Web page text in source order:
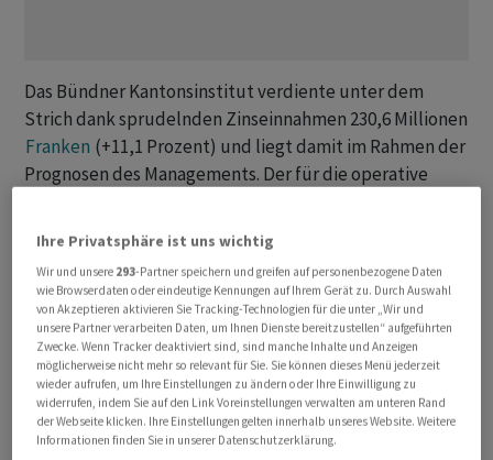
Das Bündner Kantonsinstitut verdiente unter dem
Strich dank sprudelnden Zinseinnahmen 230,6 Millionen
Franken (+11,1 Prozent) und liegt damit im Rahmen der
Prognosen des Managements. Der für die operative
um 18,5 Prozent auf 258,5 Millionen
am Freitag mitteilte.
«Dank dem breit aufgestellten Geschäftsmodell konnte
dieGKBihre Ertragskraft nochmals markant steigern»,
kommentiert Bankpräsident Peter Fanconi das
Ergebnis.
Die Inhaber der GKB-Partizipationsscheine sollen eine
Ihre Privatsphäre ist uns wichtig
Wir und unsere 293-Partner speichern und greifen auf personenbezogene Daten
wie Browserdaten oder eindeutige Kennungen auf Ihrem Gerät zu. Durch Auswahl
von Akzeptieren aktivieren Sie Tracking-Technologien für die unter „Wir und
unsere Partner verarbeiten Daten, um Ihnen Dienste bereitzustellen“ aufgeführten
Zwecke. Wenn Tracker deaktiviert sind, sind manche Inhalte und Anzeigen
möglicherweise nicht mehr so relevant für Sie. Sie können dieses Menü jederzeit
wieder aufrufen, um Ihre Einstellungen zu ändern oder Ihre Einwilligung zu
widerrufen, indem Sie auf den Link Voreinstellungen verwalten am unteren Rand
der Webseite klicken. Ihre Einstellungen gelten innerhalb unseres Website. Weitere
Informationen finden Sie in unserer Datenschutzerklärung.